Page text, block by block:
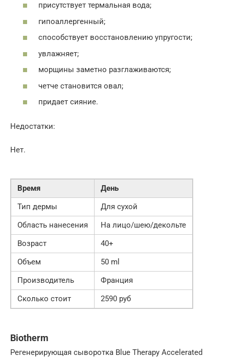
присутствует термальная вода;
гипоаллергенный;
способствует восстановлению упругости;
увлажняет;
морщины заметно разглаживаются;
четче становится овал;
придает сияние.
Недостатки:
Нет.
Время
День
Тип дермы
Для сухой
Область нанесения
На лицо/шею/декольте
Возраст
40+
Объем
50 ml
Производитель
Франция
Сколько стоит
2590 руб
Biotherm
Регенерирующая сыворотка Blue Therapy Accelerated